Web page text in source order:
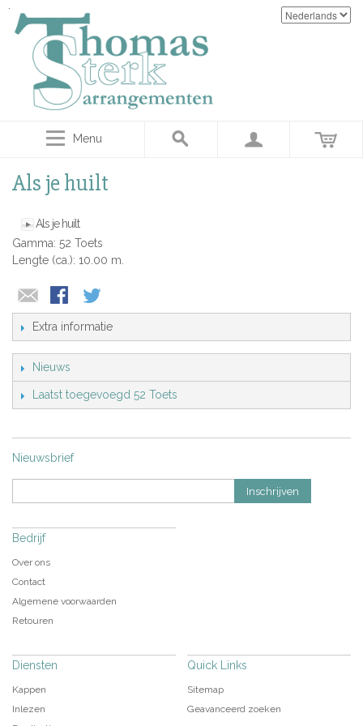
Menu
Als je huilt
Als je huilt
Gamma: 52 Toets
Lengte (ca.): 10.00 m.
Extra informatie
Nieuws
Laatst toegevoegd 52 Toets
Nieuwsbrief
Inschrijven
Bedrijf
Over ons
Contact
Algemene voorwaarden
Retouren
Diensten
Kappen
Inlezen
Quick Links
Sitemap
Geavanceerd zoeken